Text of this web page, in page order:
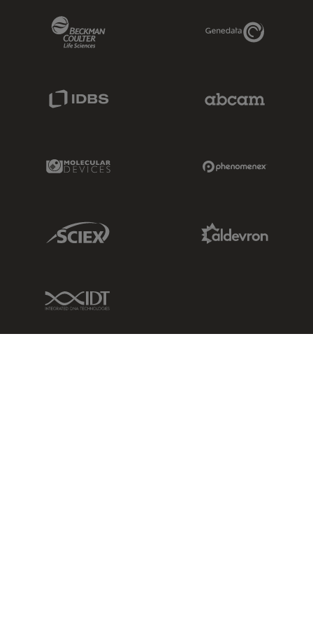
Genedata Link
Molecular Devices Link
Sciex Link
IDT Link